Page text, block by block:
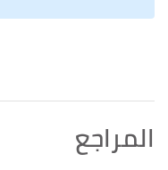
المراجع